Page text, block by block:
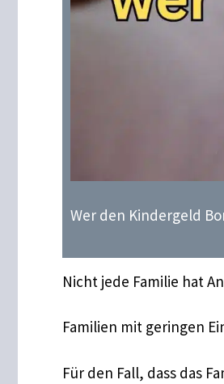
Wer den Kindergeld
Nicht jede Familie hat
Familien mit geringen
Für den Fall, dass das